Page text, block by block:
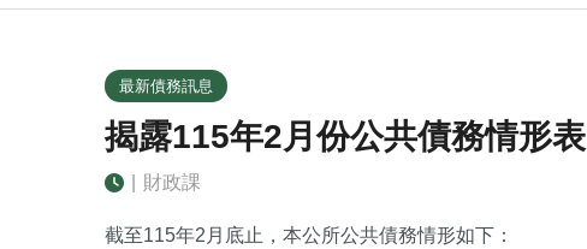
最新債務訊息
揭露115年2月份公共債務情形表
財政課
截至115年2月底止，本公所公共債務情形如下：